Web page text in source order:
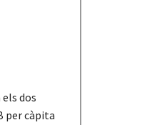
dos
per càpita